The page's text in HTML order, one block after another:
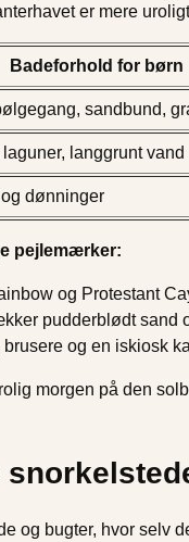
er mere
Badeforhold for børn
sandbund,
langgrunt vand
dønninger
pejlemærker:
og Protestant
pudderblødt sand
brusere og en iskiosk
morgen på den
og bugter, hvor